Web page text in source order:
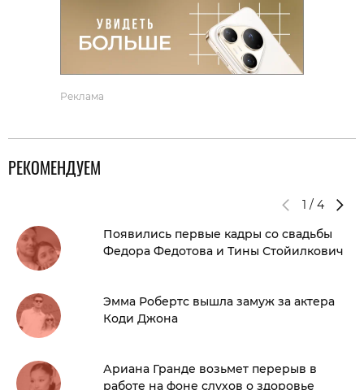
Реклама
РЕКОМЕНДУЕМ
1 / 4
Появились первые кадры со свадьбы
Федора Федотова и Тины Стойилкович
Эмма Робертс вышла замуж за актера
Коди Джона
Ариана Гранде возьмет перерыв в
работе на фоне слухов о здоровье